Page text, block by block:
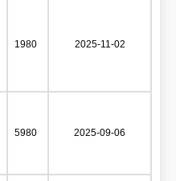
1980 2025-11-02
5980 2025-09-06